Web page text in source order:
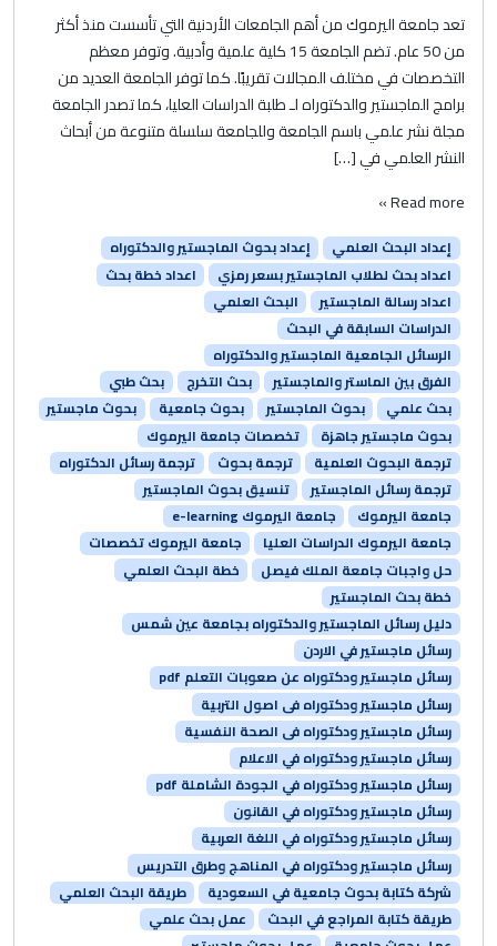
تعد جامعة اليرموك من أهم الجامعات الأردنية التي تأسست منذ أكثر
من 50 عام. تضم الجامعة 15 كلية علمية وأدبية. وتوفر معظم
التخصصات في مختلف المجالات تقريبًا. كما توفر الجامعة العديد من
برامج الماجستير والدكتوراه لـ طلبة الدراسات العليا، كما تصدر الجامعة
مجلة نشر علمي باسم الجامعة وللجامعة سلسلة متنوعة من أبحاث
النشر العلمي في […]
Read more »
إعداد البحث العلمي
إعداد بحوث الماجستير والدكتوراه
اعداد بحث لطلاب الماجستير بسعر رمزي
اعداد خطة بحث
اعداد رسالة الماجستير
البحث العلمي
الدراسات السابقة في البحث
الرسائل الجامعية الماجستير والدكتوراه
الفرق بين الماستر والماجستير
بحث التخرج
بحث طبي
بحث علمي
بحوث الماجستير بحوث جامعية
بحوث ماجستير
بحوث ماجستير جاهزة
تخصصات جامعة اليرموك
ترجمة البحوث العلمية
ترجمة بحوث
ترجمة رسائل الدكتوراه
ترجمة رسائل الماجستير
تنسيق بحوث الماجستير
جامعة اليرموك
جامعة اليرموك e-learning
جامعة اليرموك الدراسات العليا
جامعة اليرموك تخصصات
حل واجبات جامعة الملك فيصل
خطة البحث العلمي
خطة بحث الماجستير
دليل رسائل الماجستير والدكتوراه بجامعة عين شمس
رسائل ماجستير في الاردن
رسائل ماجستير ودكتوراه عن صعوبات التعلم pdf
رسائل ماجستير ودكتوراه فى اصول التربية
رسائل ماجستير ودكتوراه فى الصحة النفسية
رسائل ماجستير ودكتوراه في الاعلام
رسائل ماجستير ودكتوراه في الجودة الشاملة pdf
رسائل ماجستير ودكتوراه في القانون
رسائل ماجستير ودكتوراه في اللغة العربية
رسائل ماجستير ودكتوراه في المناهج وطرق التدريس
شركة كتابة بحوث جامعية في السعودية
طريقة البحث العلمي
طريقة كتابة المراجع في البحث
عمل بحث علمي